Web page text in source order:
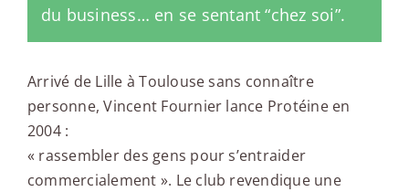
du business… en se sentant “chez soi”.
Arrivé de Lille à Toulouse sans connaître
personne, Vincent Fournier lance Protéine en
2004 :
« rassembler des gens pour s’entraider
commercialement ». Le club revendique une